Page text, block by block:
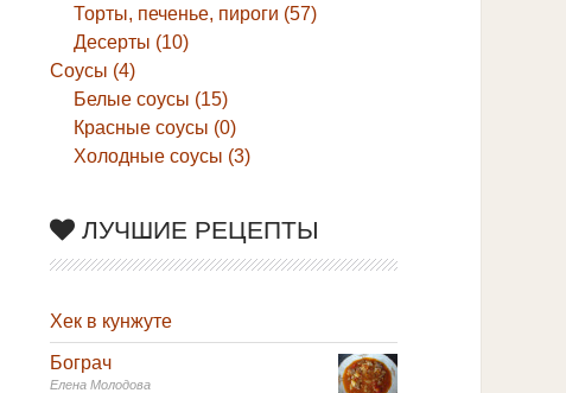
Торты, печенье, пироги (57)
Десерты (10)
Соусы (4)
Белые соусы (15)
Красные соусы (0)
Холодные соусы (3)
ЛУЧШИЕ РЕЦЕПТЫ
Хек в кунжуте
Бограч
Елена Молодова